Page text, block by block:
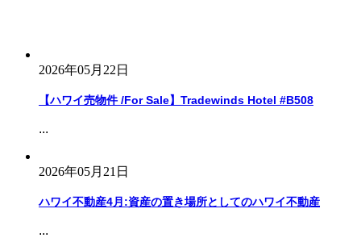
2026年05月22日
【ハワイ売物件 /For Sale】Tradewinds Hotel #B508
...
2026年05月21日
ハワイ不動産4月:資産の置き場所としてのハワイ不動産
...